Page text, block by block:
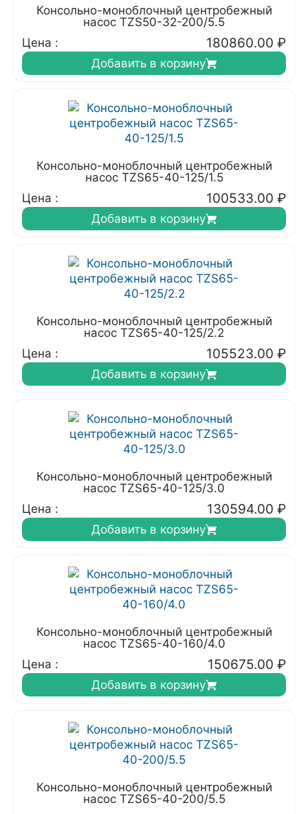
Консольно-моноблочный центробежный
насос TZS50-32-200/5.5
Цена :
180860.00 ₽
Добавить в корзину
Консольно-моноблочный центробежный
насос TZS65-40-125/1.5
Цена :
100533.00 ₽
Добавить в корзину
Консольно-моноблочный центробежный
насос TZS65-40-125/2.2
Цена :
105523.00 ₽
Добавить в корзину
Консольно-моноблочный центробежный
насос TZS65-40-125/3.0
Цена :
130594.00 ₽
Добавить в корзину
Консольно-моноблочный центробежный
насос TZS65-40-160/4.0
Цена :
150675.00 ₽
Добавить в корзину
Консольно-моноблочный центробежный
насос TZS65-40-200/5.5